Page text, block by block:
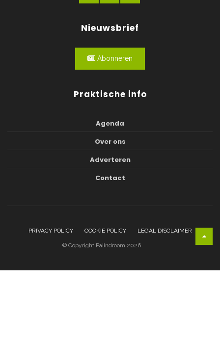
Nieuwsbrief
Abonneren
Praktische info
Agenda
Over ons
Adverteren
Contact
PRIVACY POLICY COOKIE POLICY LEGAL DISCLAIMER
© Copyright Palindroom 2026